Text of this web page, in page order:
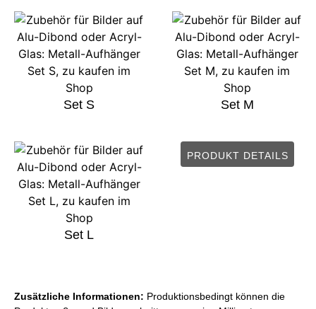
Set S Set M
Set L
PRODUKT DETAILS
Zusätzliche Informationen: Produktionsbedingt können die